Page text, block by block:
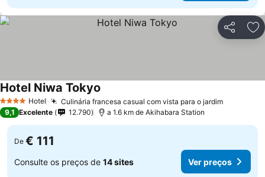
Partilhar
4 EstrelasHotel Culinária francesa casual com vista para o jardim
Hotel Niwa Tokyo
9,1 Excelente 12.790 a 1.6 km de Akihabara Station
De € 111
Consulte os preços de 14 sites Ver preços